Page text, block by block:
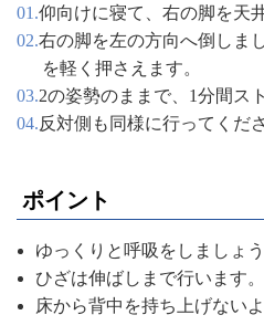
仰向けに寝て、右の脚を天
右の脚を左の方向へ倒しま
を軽く押さえます。
2の姿勢のままで、1分間ス
反対側も同様に行ってくだ
ポイント
ゆっくりと呼吸をしましょう
ひざは伸ばしまで行います。
床から背中を持ち上げない